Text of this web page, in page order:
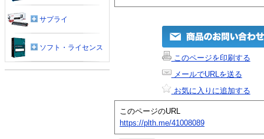
このページを印刷する
メールでURLを送る
お気に入りに追加する
このページのURL
https://plth.me/41008089
サプライ
ソフト・ライセンス